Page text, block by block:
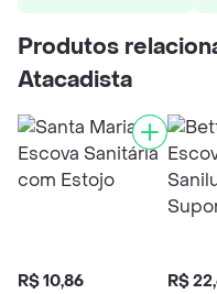
Produtos
Atacadista
R$ 10,86 R$